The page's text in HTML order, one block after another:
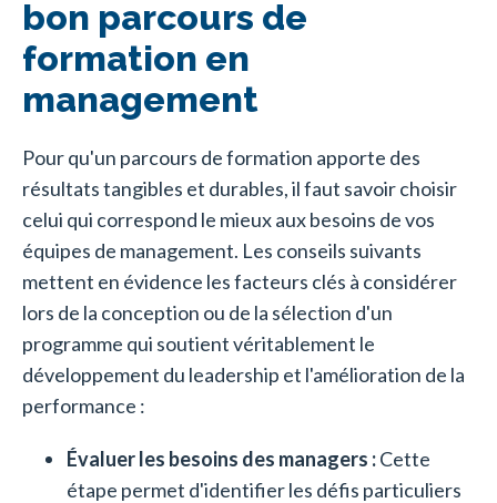
bon parcours de
formation en
management
Pour qu'un parcours de formation apporte des
résultats tangibles et durables, il faut savoir choisir
celui qui correspond le mieux aux besoins de vos
équipes de management. Les conseils suivants
mettent en évidence les facteurs clés à considérer
lors de la conception ou de la sélection d'un
programme qui soutient véritablement le
développement du leadership et l'amélioration de la
performance :
Évaluer les besoins des managers :Cette
étape permet d'identifier les défis particuliers